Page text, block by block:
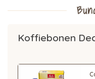
Koffiebonen